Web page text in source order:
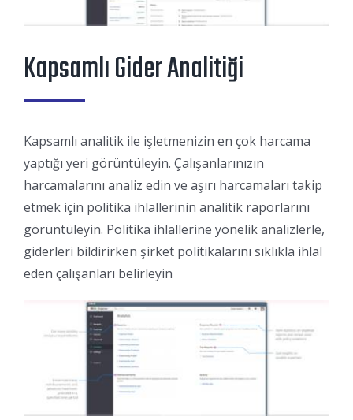
Kapsamlı Gider Analitiği
Kapsamlı analitik ile işletmenizin en çok harcama
yaptığı yeri görüntüleyin. Çalışanlarınızın
harcamalarını analiz edin ve aşırı harcamaları takip
etmek için politika ihlallerinin analitik raporlarını
görüntüleyin. Politika ihlallerine yönelik analizlerle,
giderleri bildirirken şirket politikalarını sıklıkla ihlal
eden çalışanları belirleyin